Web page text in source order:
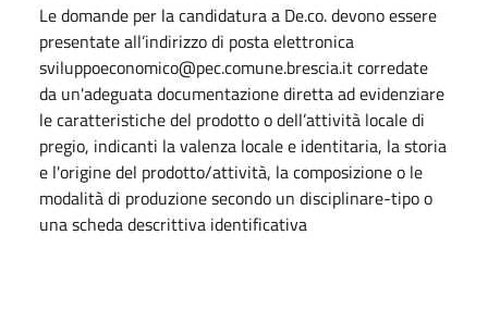
Le domande per la candidatura a De.co. devono essere
presentate all’indirizzo di posta elettronica
sviluppoeconomico@pec.comune.brescia.it corredate
da un'adeguata documentazione diretta ad evidenziare
le caratteristiche del prodotto o dell’attività locale di
pregio, indicanti la valenza locale e identitaria, la storia
e l'origine del prodotto/attività, la composizione o le
modalità di produzione secondo un disciplinare-tipo o
una scheda descrittiva identificativa